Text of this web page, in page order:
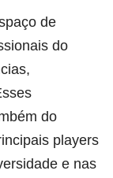
de
do
do
players
e nas